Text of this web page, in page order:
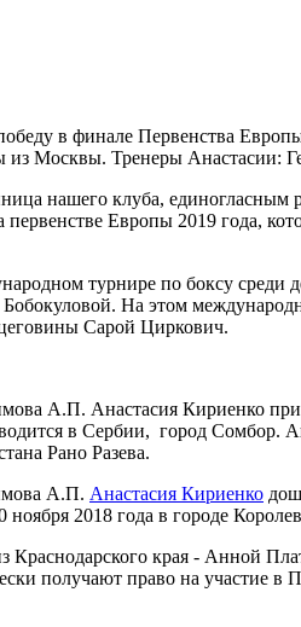
в финале Первенства
из Москвы. Тренеры Анастасии:
нашего клуба, единогласным
Европы 2019 года,
турнире по боксу среди
На этом
Сарой Циркович.
А.П. Анастасия Кириенко
в Сербии, город Сомбор.
Рано Разева.
А.П. Анастасия Кириенко
2018 года в городе
Краснодарского края - Анной
получают право на участие в